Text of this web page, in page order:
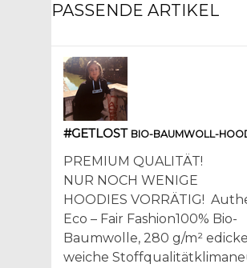
PASSENDE ARTIKEL
#GETLOST BIO-BAUMWOLL-
PREMIUM QUALITÄT!
NUR NOCH WENIGE
HOODIES VORRÄTIG!
Eco – Fair Fashion100% Bio-
Baumwolle, 280 g/m²
weiche